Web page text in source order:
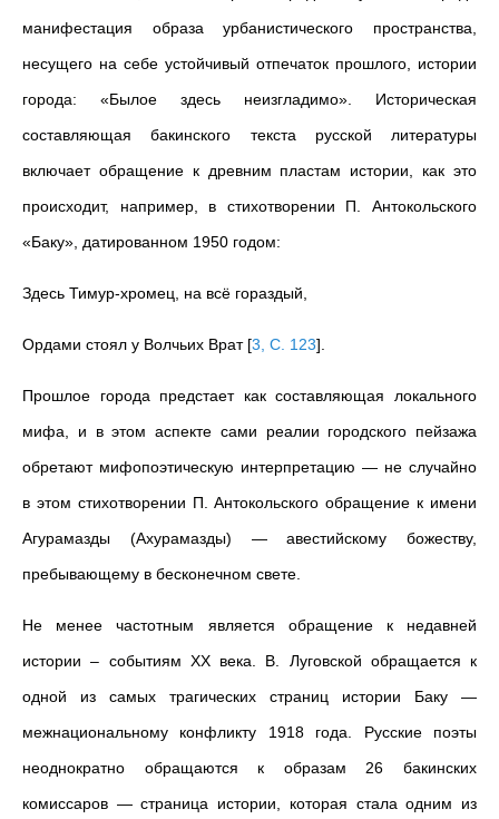
манифестация образа урбанистического пространства,
несущего на себе устойчивый отпечаток прошлого, истории
города: «Былое здесь неизгладимо». Историческая
составляющая бакинского текста русской литературы
включает обращение к древним пластам истории, как это
происходит, например, в стихотворении П. Антокольского
«Баку», датированном 1950 годом:
Здесь Тимур-хромец, на всё гораздый,
Ордами стоял у Волчьих Врат [3, С. 123]
Прошлое города предстает как составляющая локального
мифа, и в этом аспекте сами реалии городского пейзажа
обретают мифопоэтическую интерпретацию — не случайно
в этом стихотворении П. Антокольского обращение к имени
Агурамазды (Ахурамазды) — авестийскому божеству,
пребывающему в бесконечном свете.
Не менее частотным является обращение к недавней
истории – событиям ХХ века. В. Луговской обращается к
одной из самых трагических страниц истории Баку —
межнациональному конфликту 1918 года. Русские поэты
неоднократно обращаются к образам 26 бакинских
комиссаров — страница истории, которая стала одним из